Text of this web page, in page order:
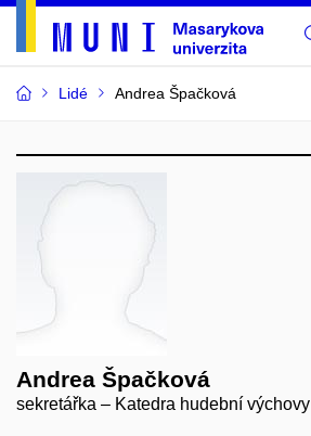
Lidé Andrea Špačková
Andrea Špačková
sekretářka – Katedra hudební výchovy